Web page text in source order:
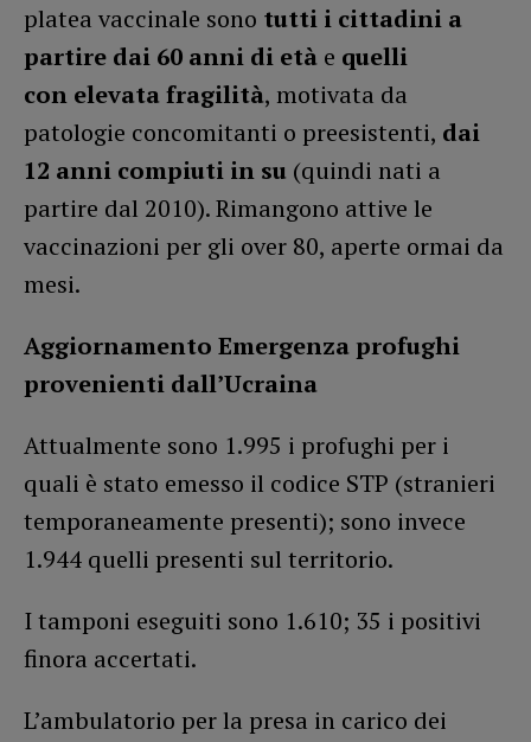
platea vaccinale sono tutti i cittadini a
partire dai 60 anni di età e quelli
con elevata fragilità, motivata da
patologie concomitanti o preesistenti, dai
12 anni compiuti in su (quindi nati a
partire dal 2010). Rimangono attive le
vaccinazioni per gli over 80, aperte ormai da
mesi.
Aggiornamento Emergenza profughi
provenienti dall’Ucraina
Attualmente sono 1.995 i profughi per i
quali è stato emesso il codice STP (stranieri
temporaneamente presenti); sono invece
1.944 quelli presenti sul territorio.
I tamponi eseguiti sono 1.610; 35 i positivi
finora accertati.
L’ambulatorio per la presa in carico dei